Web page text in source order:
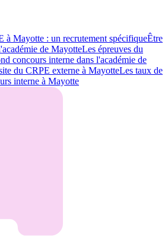
à Mayotte : un recrutement spécifiqueÊtre
de MayotteLes épreuves du
concours interne dans l'académie de
du CRPE externe à MayotteLes taux de
interne à Mayotte